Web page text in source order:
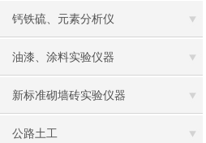
钙铁硫、元素分析仪
油漆、涂料实验仪器
新标准砌墙砖实验仪器
公路土工